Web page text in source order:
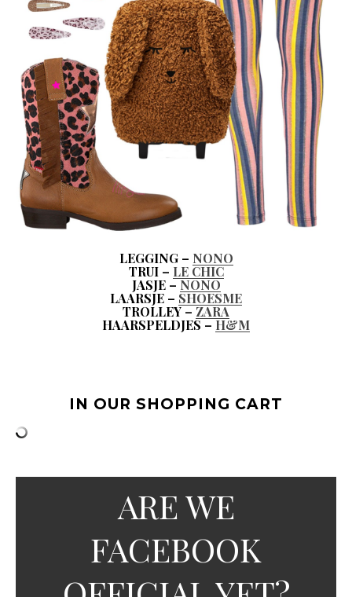
LEGGING – NONO
TRUI – LE CHIC
JASJE – NONO
LAARSJE – SHOESME
TROLLEY – ZARA
HAARSPELDJES – H&M
IN OUR SHOPPING CART
ARE WE
FACEBOOK